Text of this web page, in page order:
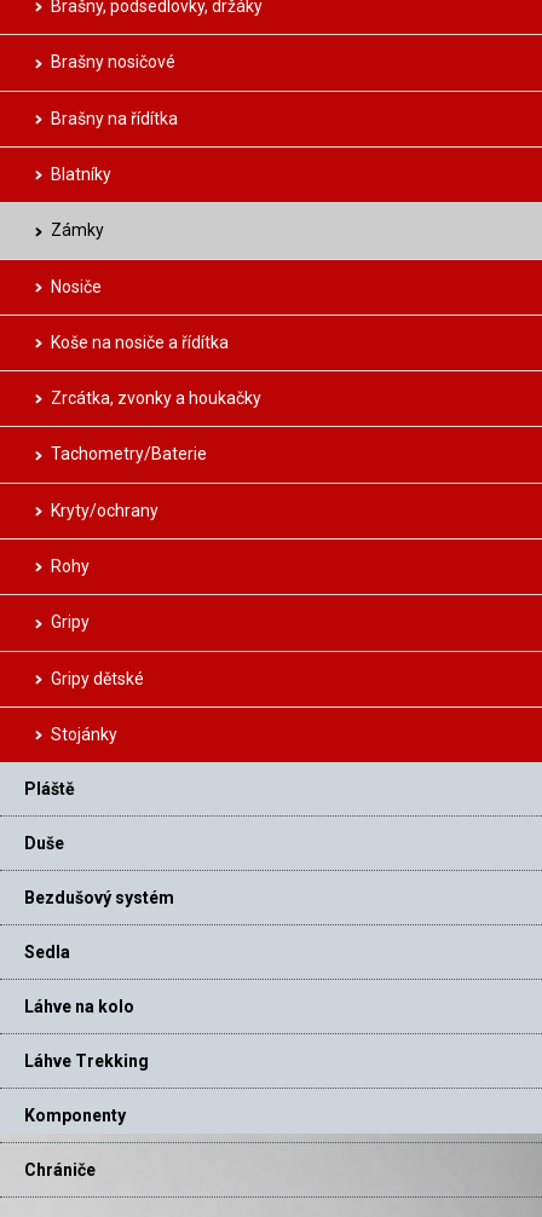
Brašny, podsedlovky, držáky
Brašny nosičové
Brašny na řídítka
Blatníky
Zámky
Nosiče
Koše na nosiče a řídítka
Zrcátka, zvonky a houkačky
Tachometry/Baterie
Kryty/ochrany
Rohy
Gripy
Gripy dětské
Stojánky
Pláště
Duše
Bezdušový systém
Sedla
Láhve na kolo
Láhve Trekking
Komponenty
Chrániče